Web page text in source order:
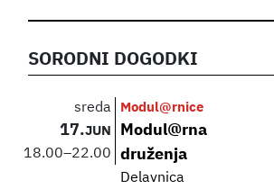
SORODNI DOGODKI
sreda
17.JUN
18.00–22.00
Modul@rnice
Modul@rna
druženja
Delavnica